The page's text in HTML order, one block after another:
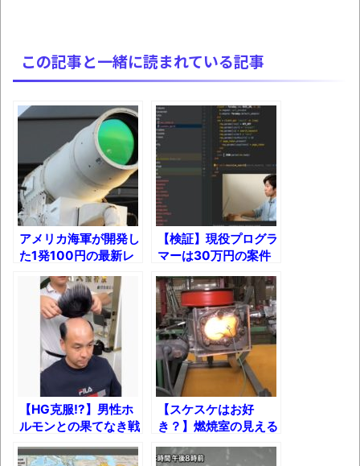
体験談：仕事で同じビルの中に入っている
葉月つばさちゃん、昔から見てるんだけど
かなりお姉さんになったね
壊れたエアコンと歌えないボク
バージョンアップ情報更新 AOMEI
Backupper Standard 8.3.0 などバージョンア
ップ
高嶋ちさ子、ダウン症の姉が暴行事件！事
件の一部始終と衝撃の結末
【呆然】北海道旅行ワイ「ウニイクラ丼特
盛で食うぞ！！！うおおおおおおお
お！！！！！」→結
果･････････････････････････････
【動画】カニ、ちょっかい出してきた陰に
ブチギレ
この記事と一緒に読まれている記事
アメリカ海軍が開発し
た1発100円の最新レ
ーザー兵器【ドローン
の群れを一網打尽!?】
【検証】現役プログラ
マーは30万円の案件
を何時間で出来るの
か？
【HG克服!?】男性ホ
ルモンとの果てなき戦
いに終止符を打った男
たち！
【スケスケはお好
き？】燃焼室の見える
エンジン作ってみた！